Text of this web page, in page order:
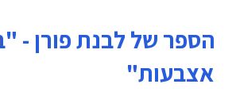
הספר של לבנת פורן -
אצבעות"